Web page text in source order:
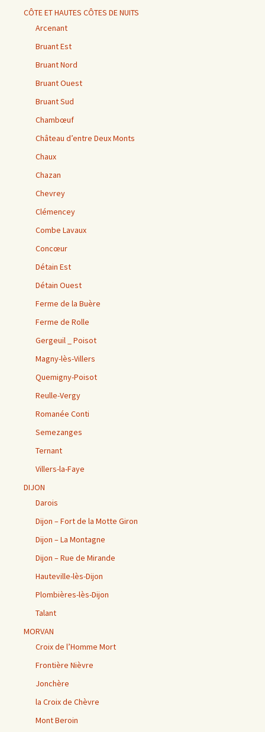
CÔTE ET HAUTES CÔTES DE NUITS
Arcenant
Bruant Est
Bruant Nord
Bruant Ouest
Bruant Sud
Chambœuf
Château d’entre Deux Monts
Chaux
Chazan
Chevrey
Clémencey
Combe Lavaux
Concœur
Détain Est
Détain Ouest
Ferme de la Buère
Ferme de Rolle
Gergeuil _ Poisot
Magny-lès-Villers
Quemigny-Poisot
Reulle-Vergy
Romanée Conti
Semezanges
Ternant
Villers-la-Faye
DIJON
Darois
Dijon – Fort de la Motte Giron
Dijon – La Montagne
Dijon – Rue de Mirande
Hauteville-lès-Dijon
Plombières-lès-Dijon
Talant
MORVAN
Croix de l’Homme Mort
Frontière Nièvre
Jonchère
la Croix de Chèvre
Mont Beroin